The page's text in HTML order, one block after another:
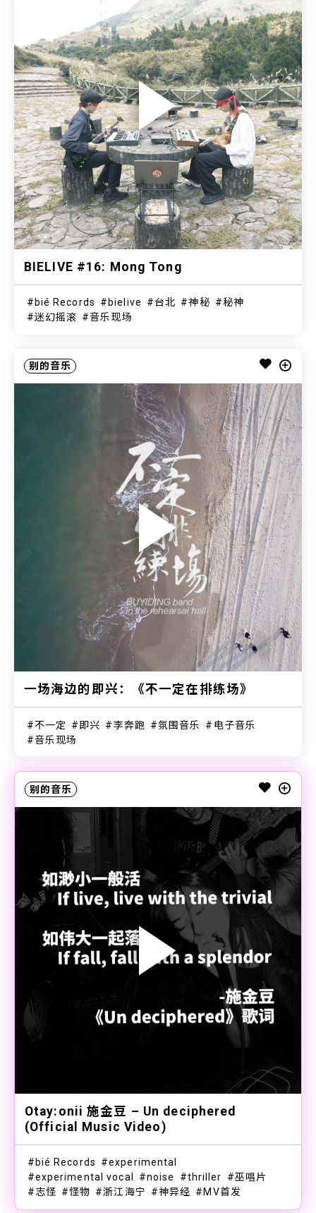
BIELIVE #16: Mong Tong
bié Records bielive 台北 神秘
秘神
迷幻摇滚
音乐现场
别的音乐
一场海边的即兴：《不一定在排练场》
不一定 即兴 李奔跑 氛围音乐
电子音乐
音乐现场
别的音乐
Otay:onii 施金豆 – Un deciphered
(Official Music Video)
bié Records
experimental
experimental vocal
noise thriller
巫唱片
志怪
怪物 浙江海宁 神异经 MV首发